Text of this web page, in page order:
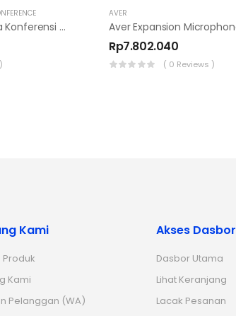
AVer CAM550 Kamera Konferensi PTZ Dual Lens 4K
AVER
Rp7.802.040
( 0 Reviews )
Kami
Produk
Kami
Pelanggan (WA)
Akses Dasbor
Dasbor Utama
Lihat Keranjang
Lacak Pesanan